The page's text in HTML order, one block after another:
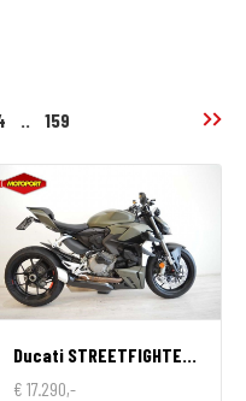
.. 159
Ducati STREETFIGHTER V2
€ 17.290,-